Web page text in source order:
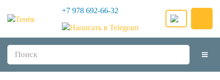
+7 978 692-66-32